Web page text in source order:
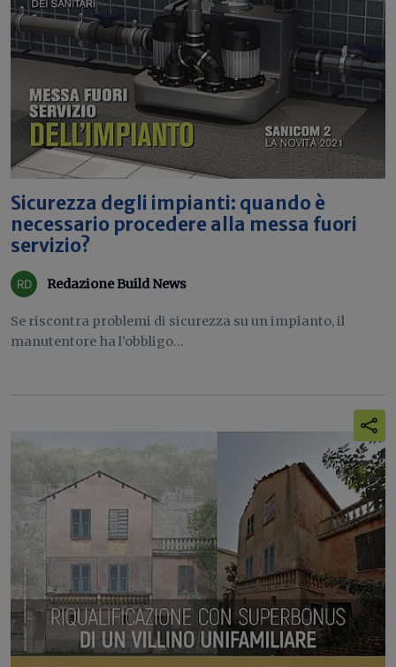
Sicurezza degli impianti: quando è
necessario procedere alla messa fuori
servizio?
Redazione Build News
Se riscontra problemi di sicurezza su un impianto, il
manutentore ha l’obbligo...